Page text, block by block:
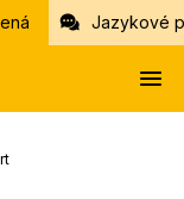
Jazykové